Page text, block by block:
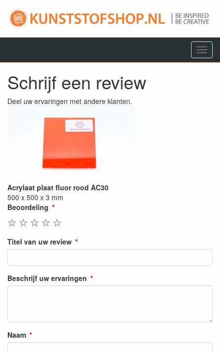
Menu
Schrijf een review
Deel uw ervaringen met andere klanten.
Acrylaat plaat fluor rood AC30
500 x 500 x 3 mm
Beoordeling
☆
☆
☆
☆
☆
Titel van uw review
Beschrijf uw ervaringen
Naam